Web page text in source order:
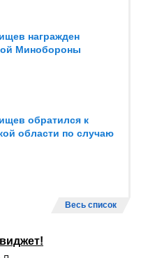
награжден
Минобороны
обратился к
области по случаю
Весь список